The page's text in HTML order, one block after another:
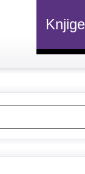
Knjige